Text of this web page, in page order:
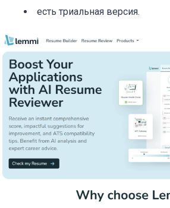
есть триальная версия.